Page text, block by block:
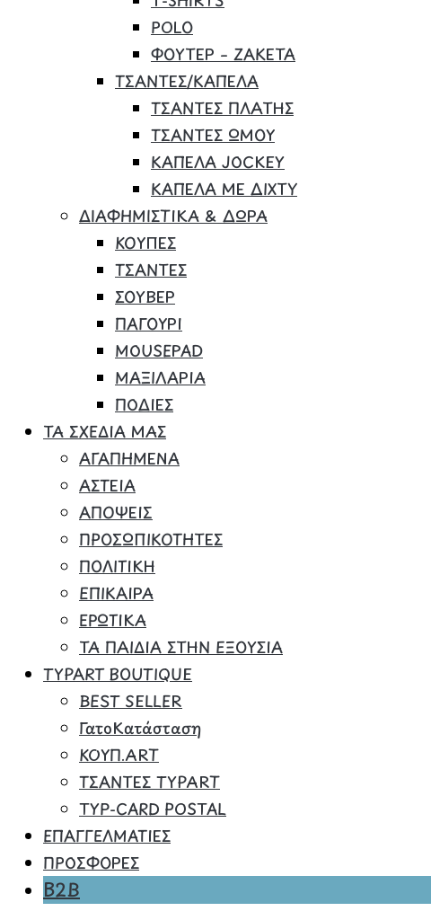
POLO
ΦΟΥΤΕΡ – ΖΑΚΕΤΑ
ΤΣΑΝΤΕΣ/ΚΑΠΕΛΑ
ΤΣΑΝΤΕΣ ΠΛΑΤΗΣ
ΤΣΑΝΤΕΣ ΩΜΟΥ
ΚΑΠΕΛΑ JOCKEY
ΚΑΠΕΛΑ ΜΕ ΔΙΧΤΥ
ΔΙΑΦΗΜΙΣΤΙΚΑ & ΔΩΡΑ
ΚΟΥΠΕΣ
ΤΣΑΝΤΕΣ
ΣΟΥΒΕΡ
ΠΑΓΟΥΡΙ
MOUSEPAD
ΜΑΞΙΛΑΡΙΑ
ΠΟΔΙΕΣ
ΤΑ ΣΧΕΔΙΑ ΜΑΣ
ΑΓΑΠΗΜΕΝΑ
ΑΣΤΕΙΑ
ΑΠΟΨΕΙΣ
ΠΡΟΣΩΠΙΚΟΤΗΤΕΣ
ΠΟΛΙΤΙΚΗ
ΕΠΙΚΑΙΡΑ
ΕΡΩΤΙΚΑ
ΤΑ ΠΑΙΔΙΑ ΣΤΗΝ ΕΞΟΥΣΙΑ
TYPART BOUTIQUE
BEST SELLER
ΓατοΚατάσταση
ΚΟΥΠ.ART
ΤΣΑΝΤΕΣ TYPART
TYP-CARD POSTAL
ΕΠΑΓΓΕΛΜΑΤΙΕΣ
ΠΡΟΣΦΟΡΕΣ
B2B